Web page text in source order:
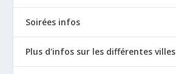
Soirées infos
Plus d'infos sur les différentes villes